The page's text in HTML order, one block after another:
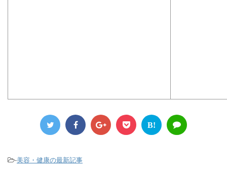
B!
-美容・健康の最新記事